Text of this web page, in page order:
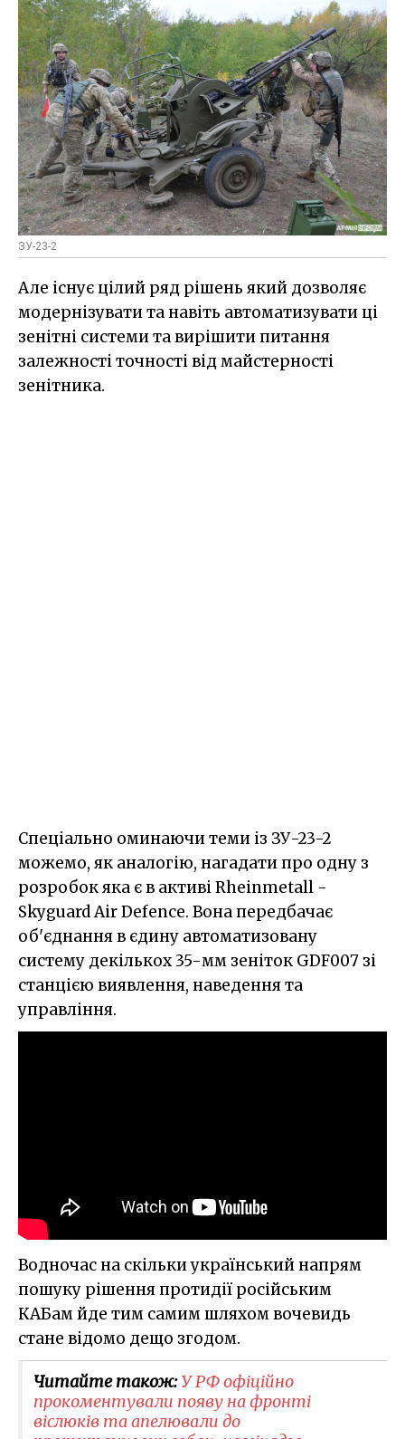
ЗУ-23-2
Але існує цілий ряд рішень який дозволяє
модернізувати та навіть автоматизувати ці
зенітні системи та вирішити питання
залежності точності від майстерності
зенітника.
Спеціально оминаючи теми із ЗУ-23-2
можемо, як аналогію, нагадати про одну з
розробок яка є в активі Rheinmetall -
Skyguard Air Defence. Вона передбачає
об'єднання в єдину автоматизовану
систему декількох 35-мм зеніток GDF007 зі
станцією виявлення, наведення та
управління.
Водночас на скільки український напрям
пошуку рішення протидії російським
КАБам йде тим самим шляхом вочевидь
стане відомо дещо згодом.
Читайте також:У РФ офіційно
прокоментували появу на фронті
віслюків та апелювали до